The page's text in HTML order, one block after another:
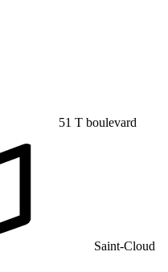
51 T boulevard
Saint-Cloud